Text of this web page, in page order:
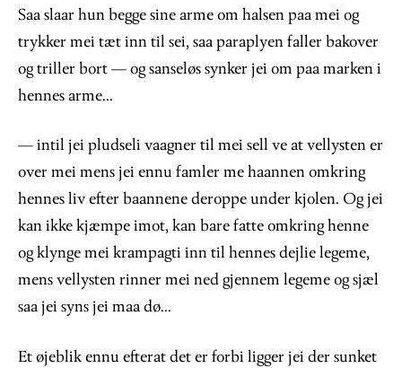
Saa slaar hun begge sine arme om halsen paa mei og
trykker mei tæt inn til sei, saa paraplyen faller bakover
og triller bort — og sanseløs synker jei om paa marken i
hennes arme...
— intil jei pludseli vaagner til mei sell ve at vellysten er
over mei mens jei ennu famler me haannen omkring
hennes liv efter baannene deroppe under kjolen. Og jei
kan ikke kjæmpe imot, kan bare fatte omkring henne
og klynge mei krampagti inn til hennes dejlie legeme,
mens vellysten rinner mei ned gjennem legeme og sjæl
saa jei syns jei maa dø...
Et øjeblik ennu efterat det er forbi ligger jei der sunket